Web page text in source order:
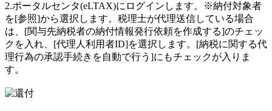
2.ポータルセンタ(eLTAX)にログインします。※納付対象者
を[参照]から選択します。税理士が代理送信している場合
は、[関与先納税者の納付情報発行依頼を作成する]のチェッ
クを入れ、[代理人利用者ID]を選択します。[納税に関する代
理行為の承認手続きを自動で行う]にもチェックが入りま
す。